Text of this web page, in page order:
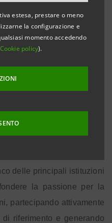
estesa, prestare o meno
la configurazione e
momento accedendo
Cookie policy).
di Capalbio. Giunto alla
torna inPiazza Magenta
della Maremma,
un programma ricco di
conferma il ruolo che il
delle principali istituzioni
la passione per la
partecipando attivamente
riferimento e generando